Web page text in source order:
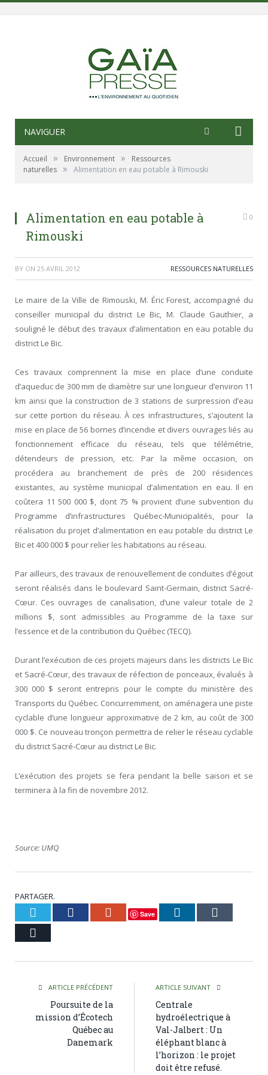
NAVIGUER
Accueil » Environnement »
Ressources
naturelles » Alimentation en eau potable à Rimouski
Alimentation en eau potable à
Rimouski
0
BY ON 25 AVRIL 2012 RESSOURCES NATURELLES
Le maire de la Ville de Rimouski, M. Éric Forest, accompagné du
conseiller municipal du district Le Bic, M. Claude Gauthier, a
souligné le début des travaux d’alimentation en eau potable du
district Le Bic.
Ces travaux comprennent la mise en place d’une conduite
d’aqueduc de 300 mm de diamètre sur une longueur d’environ 11
km ainsi que la construction de 3 stations de surpression d’eau
sur cette portion du réseau. À ces infrastructures, s’ajoutent la
mise en place de 56 bornes d’incendie et divers ouvrages liés au
fonctionnement efficace du réseau, tels que télémétrie,
détendeurs de pression, etc. Par la même occasion, on
procédera au branchement de près de 200 résidences
existantes, au système municipal d’alimentation en eau. Il en
coûtera 11 500 000 $, dont 75 % provient d’une subvention du
Programme d’infrastructures Québec-Municipalités, pour la
réalisation du projet d’alimentation en eau potable du district Le
Bic et 400 000 $ pour relier les habitations au réseau.
Par ailleurs, des travaux de renouvellement de conduites d’égout
seront réalisés dans le boulevard Saint-Germain, district Sacré-
Cœur. Ces ouvrages de canalisation, d’une valeur totale de 2
millions $, sont admissibles au Programme de la taxe sur
l’essence et de la contribution du Québec (TECQ).
Durant l’exécution de ces projets majeurs dans les districts Le Bic
et Sacré-Cœur, des travaux de réfection de ponceaux, évalués à
300 000 $ seront entrepris pour le compte du ministère des
Transports du Québec. Concurremment, on aménagera une piste
cyclable d’une longueur approximative de 2 km, au coût de 300
000 $. Ce nouveau tronçon permettra de relier le réseau cyclable
du district Sacré-Cœur au district Le Bic.
L’exécution des projets se fera pendant la belle saison et se
terminera à la fin de novembre 2012.
Source: UMQ
PARTAGER.
Twitter Facebook Google+
Save LinkedIn
ARTICLE PRÉCÉDENT
Poursuite de la
mission d’Écotech
Québec au
Danemark
ARTICLE SUIVANT
Centrale
hydroélectrique à
Val-Jalbert : Un
éléphant blanc à
l’horizon : le projet
doit être refusé.